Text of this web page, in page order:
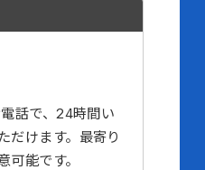
話で、24時間い
だけます。最寄り
能です。